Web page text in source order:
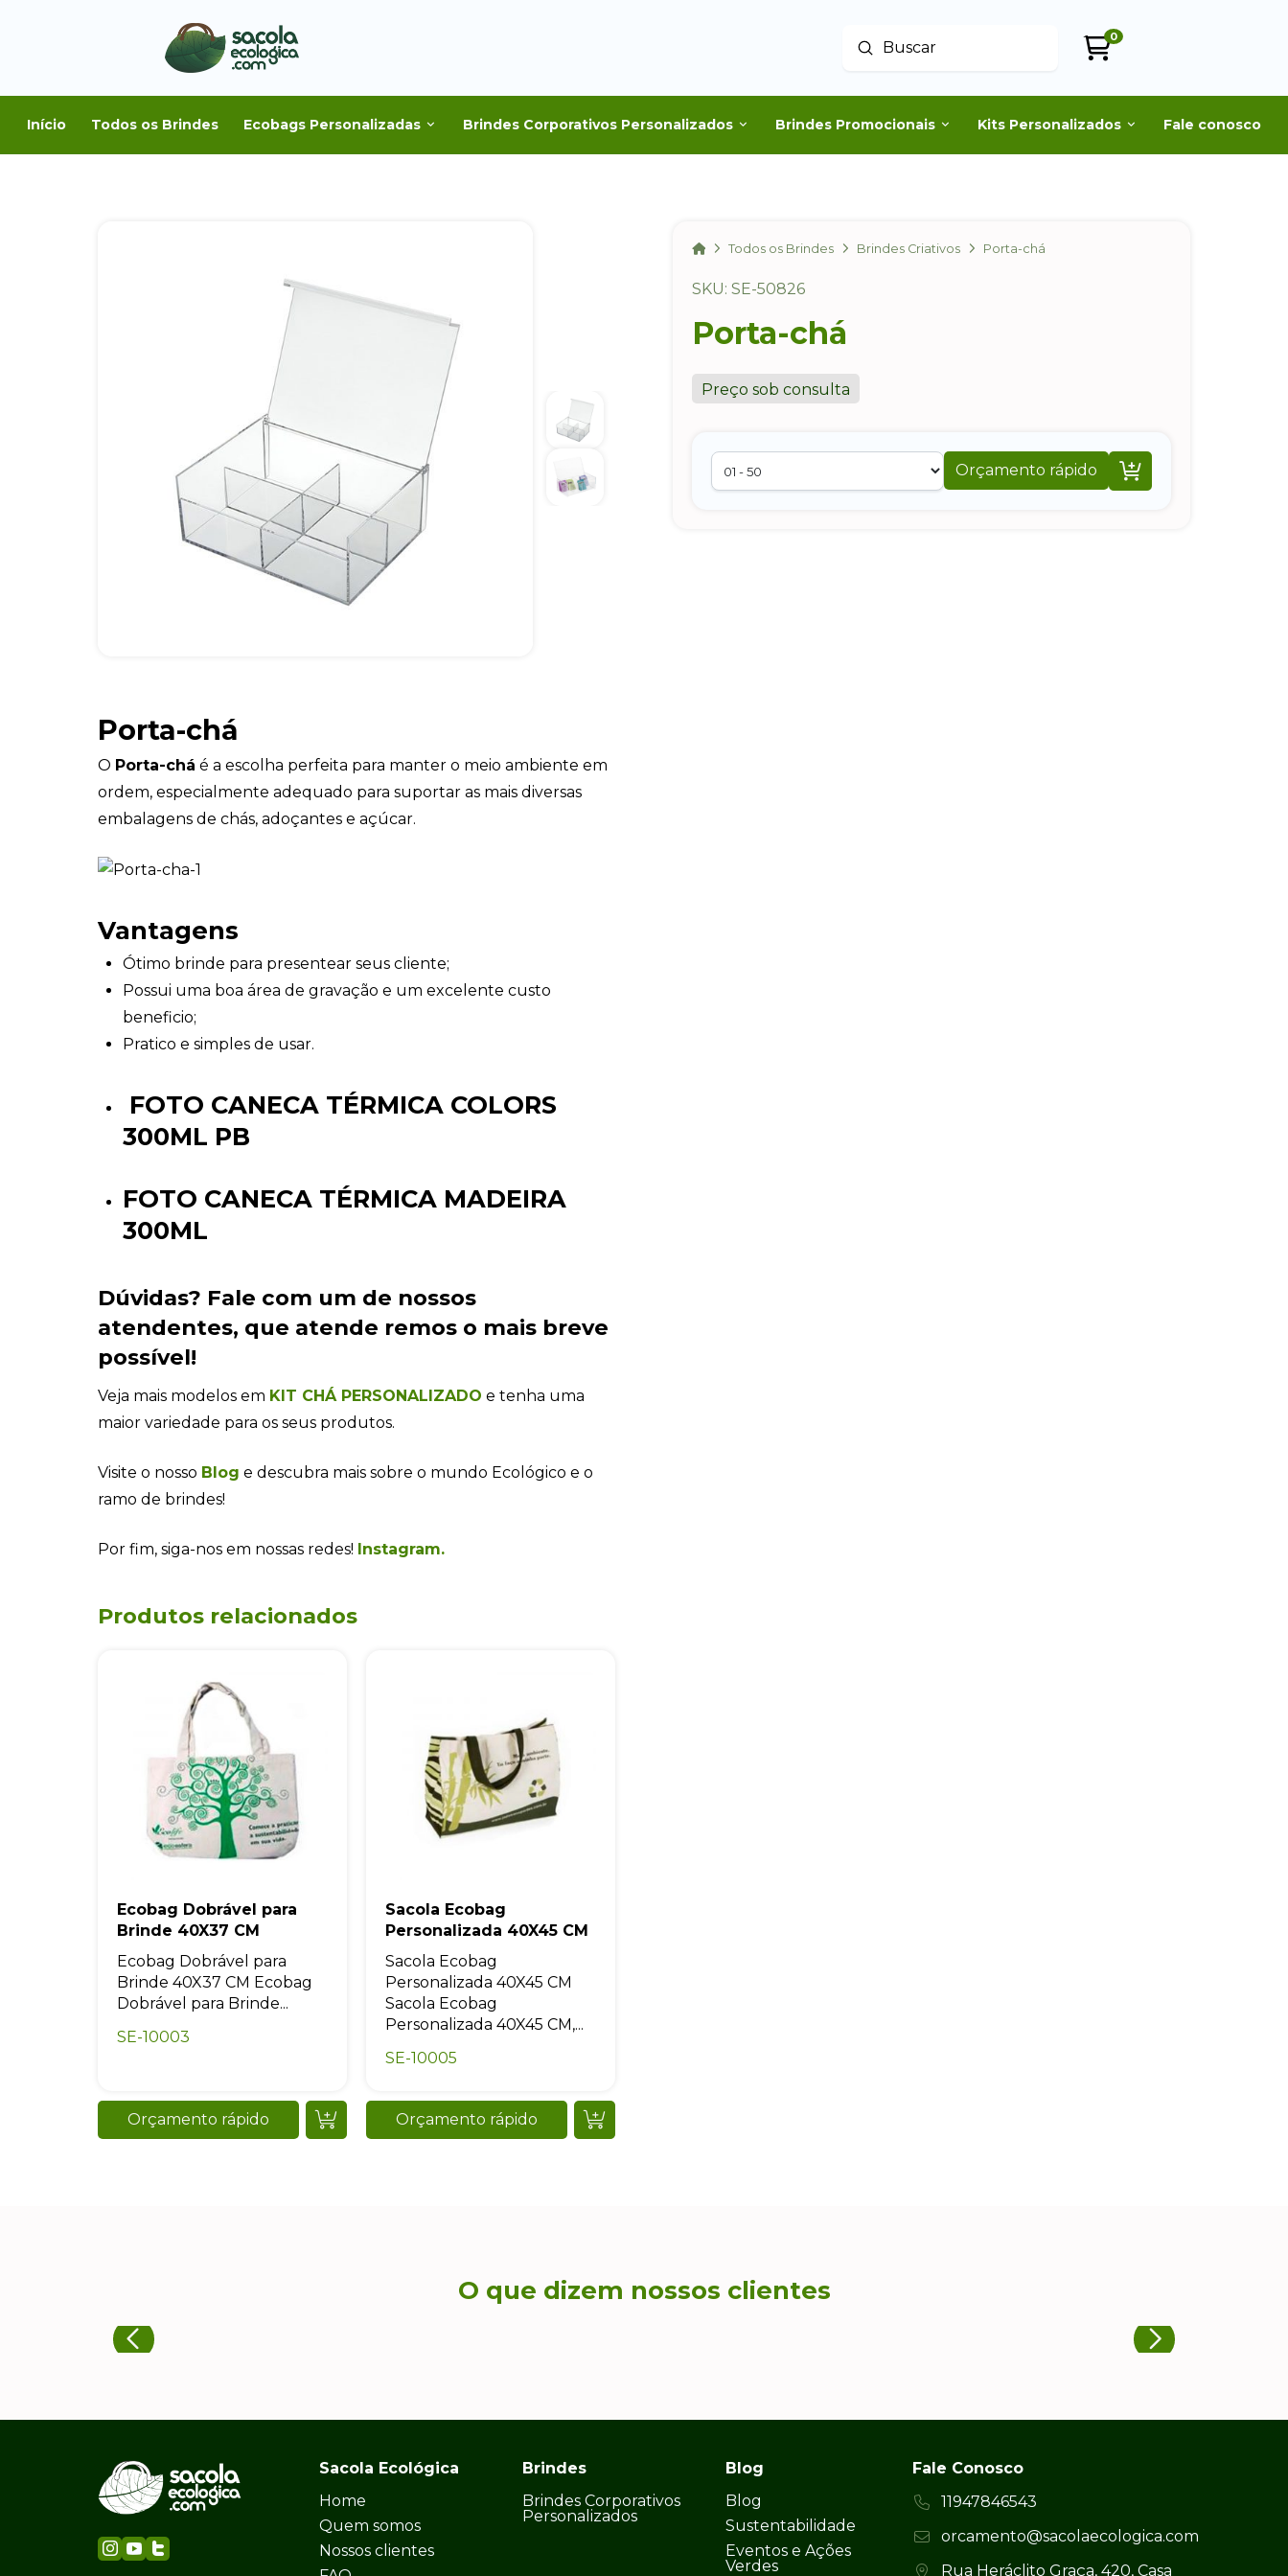
Buscar
Enviar
0
Início Todos os Brindes Ecobags Personalizadas Brindes Corporativos Personalizados Brindes Promocionais Kits Personalizados Fale conosco
HomeTodos os Brindes Brindes Criativos Porta-chá
SKU: SE-50826
Porta-chá
Preço sob consulta
Orçamento rápido 
Porta-chá
O Porta-chá é a escolha perfeita para manter o meio ambiente em
ordem, especialmente adequado para suportar as mais diversas
embalagens de chás, adoçantes e açúcar.
Vantagens
Ótimo brinde para presentear seus cliente;
Possui uma boa área de gravação e um excelente custo
beneficio;
Pratico e simples de usar.
FOTO CANECA TÉRMICA COLORS
300ML PB
FOTO CANECA TÉRMICA MADEIRA
300ML
Dúvidas? Fale com um de nossos
atendentes, que atende remos o mais breve
possível!
Veja mais modelos em KIT CHÁ PERSONALIZADO e tenha uma
maior variedade para os seus produtos.
Visite o nosso Blog e descubra mais sobre o mundo Ecológico e o
ramo de brindes!
Por fim, siga-nos em nossas redes! Instagram.
Produtos relacionados
Ecobag Dobrável para
Brinde 40X37 CM
Ecobag Dobrável para
Brinde 40X37 CM Ecobag
Dobrável para Brinde...
SE-10003
Orçamento rápido
Sacola Ecobag
Personalizada 40X45 CM
Sacola Ecobag
Personalizada 40X45 CM
Sacola Ecobag
Personalizada 40X45 CM,...
SE-10005
Orçamento rápido
O que dizem nossos clientes
Sacola Ecológica
Home
Quem somos
Nossos clientes
Brindes
Brindes Corporativos
Personalizados
Blog
Blog
Sustentabilidade
Eventos e Ações
Verdes
Fale Conosco
11947846543
orcamento@sacolaecologica.com
Rua Heráclito Graça, 420, Casa